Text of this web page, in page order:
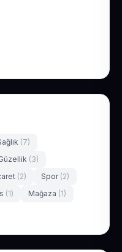
(7)
(3)
(2) Spor (2)
(1) Mağaza (1)